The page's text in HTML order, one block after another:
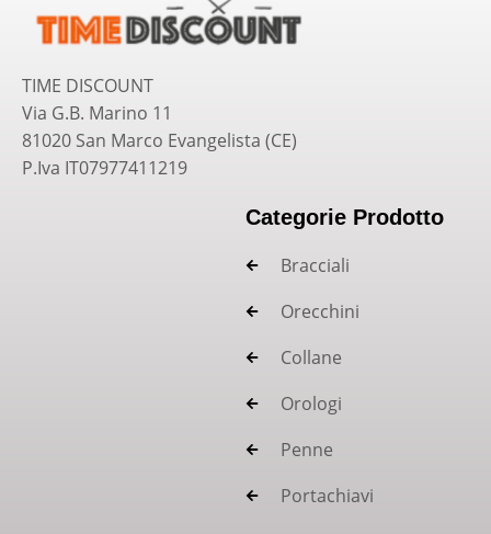
TIME DISCOUNT
Via G.B. Marino 11
81020 San Marco Evangelista (CE)
P.Iva IT07977411219
Categorie Prodotto
Bracciali
Orecchini
Collane
Orologi
Penne
Portachiavi